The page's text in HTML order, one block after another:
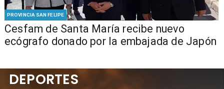
PROVINCIA SAN FELIPE
Cesfam de Santa María recibe nuevo
ecógrafo donado por la embajada de Japón
DEPORTES